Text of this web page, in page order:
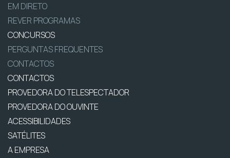
EM DIRETO
REVER PROGRAMAS
CONCURSOS
PERGUNTAS FREQUENTES
CONTACTOS
CONTACTOS
PROVEDORA DO TELESPECTADOR
PROVEDORA DO OUVINTE
ACESSIBILIDADES
SATÉLITES
A EMPRESA